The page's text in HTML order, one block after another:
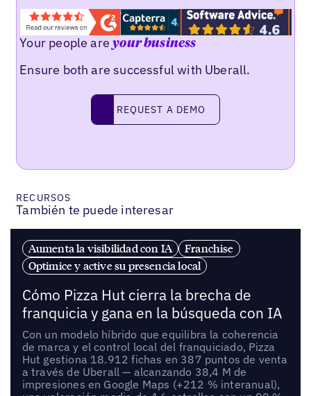
Your people areyour business
Ensure both are successful with Uberall.
request a demo
REQUEST A DEMO
RECURSOS
También te puede interesar
Aumenta la visibilidad con IA
Franchise
Optimice y active su presencia local
Cómo Pizza Hut cierra la brecha de
franquicia y gana en la búsqueda con IA
Con un modelo híbrido que equilibra la coherencia
de marca y el control local del franquiciado, Pizza
Hut gestiona 18.912 fichas en 387 puntos de venta
a través de Uberall — alcanzando 38,4 M de
impresiones en Google Maps (+212 % interanual),